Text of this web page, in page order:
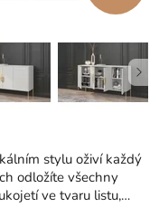
stylu oživí každý
odložíte všechny
ve tvaru listu,